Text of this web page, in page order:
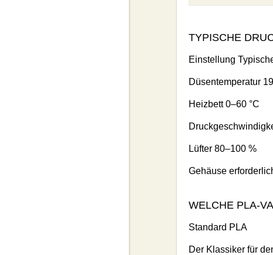
TYPISCHE
Einstellung
Düsentemperatur
Heizbett 0–60 °C
Lüfter 80–100 %
Gehäuse
WELCHE PLA-
Standard PLA
Der Klassiker für